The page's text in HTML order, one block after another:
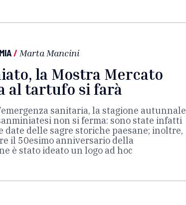
/ Marta Mancini
la Mostra Mercato
al tartufo si farà
sanitaria, la stagione autunnale
non si ferma: sono state infatti
date delle sagre storiche paesane; inoltre,
il 50esimo anniversario della
è stato ideato un logo ad hoc